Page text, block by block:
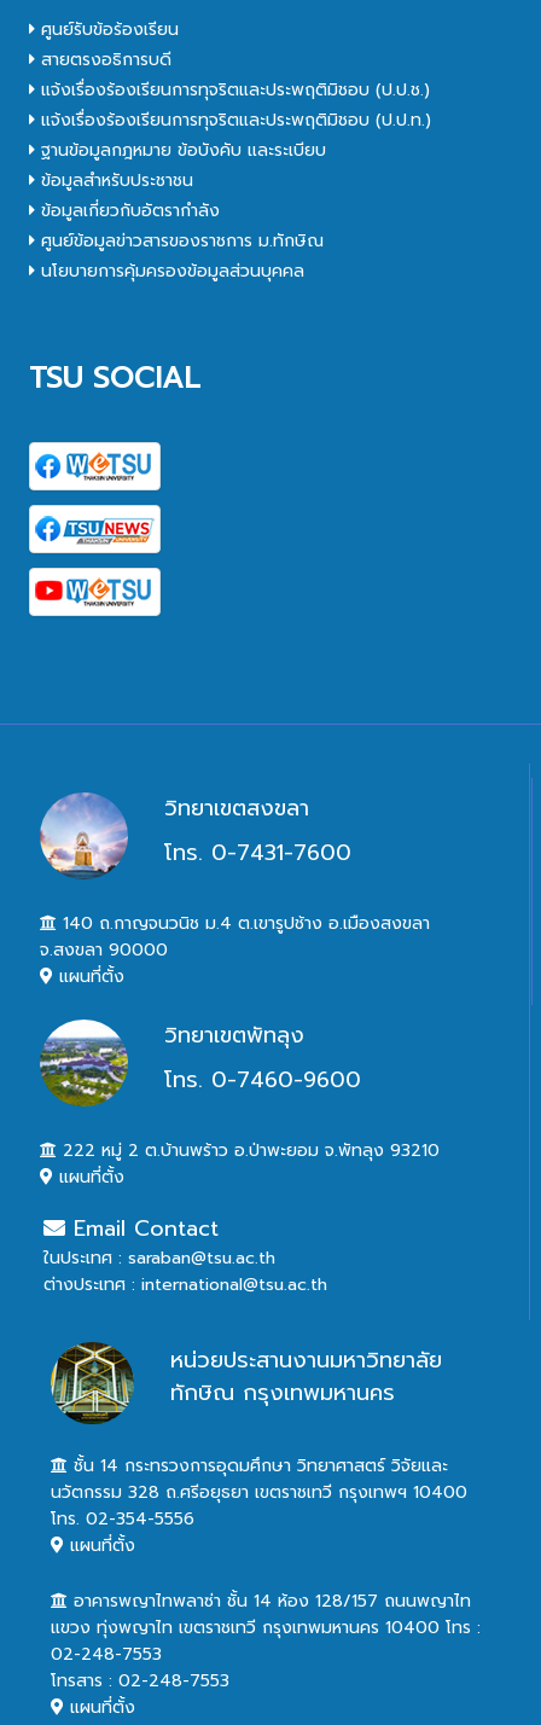
ศูนย์รับข้อร้องเรียน
สายตรงอธิการบดี
แจ้งเรื่องร้องเรียนการทุจริตและประพฤติมิชอบ (ป.ป.ช.)
แจ้งเรื่องร้องเรียนการทุจริตและประพฤติมิชอบ (ป.ป.ท.)
ฐานข้อมูลกฎหมาย ข้อบังคับ และระเบียบ
ข้อมูลสำหรับประชาชน
ข้อมูลเกี่ยวกับอัตรากำลัง
ศูนย์ข้อมูลข่าวสารของราชการ ม.ทักษิณ
นโยบายการคุ้มครองข้อมูลส่วนบุคคล
TSU SOCIAL
วิทยาเขตสงขลา
โทร. 0-7431-7600
140 ถ.กาญจนวนิช ม.4 ต.เขารูปช้าง อ.เมืองสงขลา
จ.สงขลา 90000
แผนที่ตั้ง
วิทยาเขตพัทลุง
โทร. 0-7460-9600
222 หมู่ 2 ต.บ้านพร้าว อ.ป่าพะยอม จ.พัทลุง 93210
แผนที่ตั้ง
Email Contact
ในประเทศ : saraban@tsu.ac.th
ต่างประเทศ : international@tsu.ac.th
หน่วยประสานงานมหาวิทยาลัย
ทักษิณ กรุงเทพมหานคร
ชั้น 14 กระทรวงการอุดมศึกษา วิทยาศาสตร์ วิจัยและ
นวัตกรรม 328 ถ.ศรีอยุธยา เขตราชเทวี กรุงเทพฯ 10400
โทร. 02-354-5556
แผนที่ตั้ง
อาคารพญาไทพลาซ่า ชั้น 14 ห้อง 128/157 ถนนพญาไท
แขวง ทุ่งพญาไท เขตราชเทวี กรุงเทพมหานคร 10400 โทร :
02-248-7553
โทรสาร : 02-248-7553
แผนที่ตั้ง